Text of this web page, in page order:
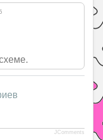
JComments